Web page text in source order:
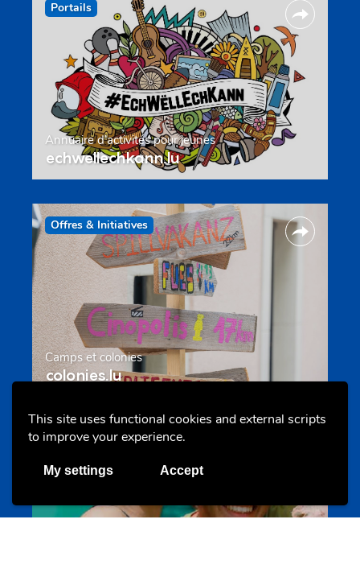
This site uses functional cookies and external scripts
to improve your experience.
My settings Accept
Portails
Annuaire d’activités pour jeunes
echwellechkann.lu
Offres & Initiatives
Camps et colonies
colonies.lu
Evenements